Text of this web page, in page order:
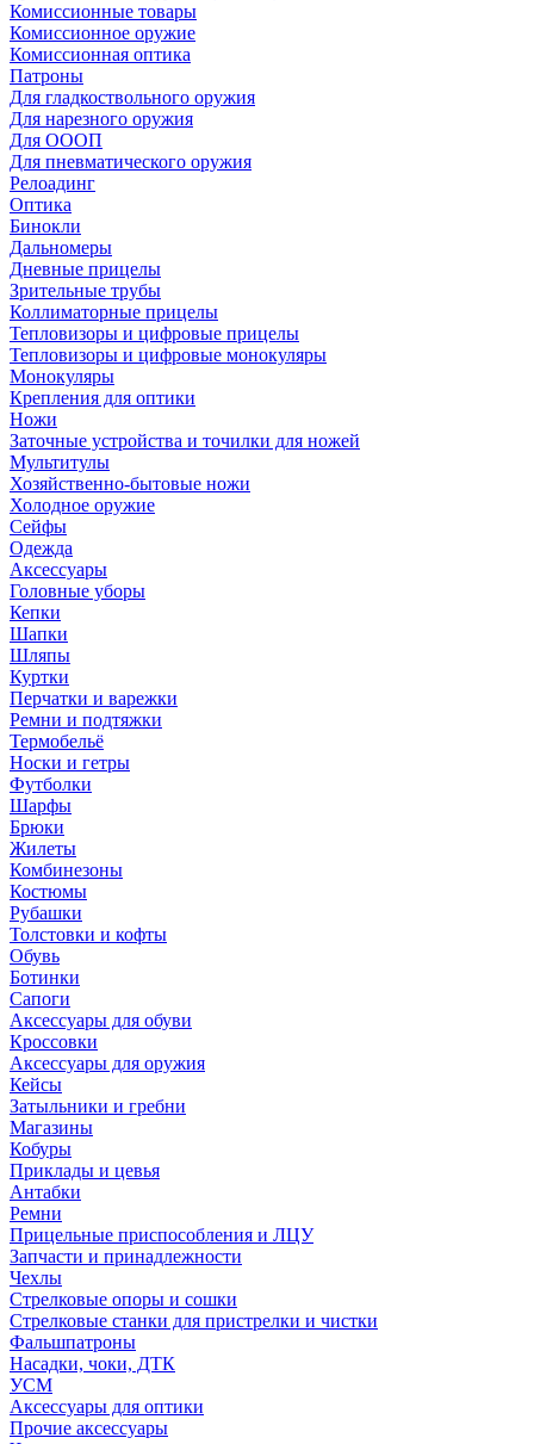
Комиссионные товары
Комиссионное оружие
Комиссионная оптика
Патроны
Для гладкоствольного оружия
Для нарезного оружия
Для ОООП
Для пневматического оружия
Релоадинг
Оптика
Бинокли
Дальномеры
Дневные прицелы
Зрительные трубы
Коллиматорные прицелы
Тепловизоры и цифровые прицелы
Тепловизоры и цифровые монокуляры
Монокуляры
Крепления для оптики
Ножи
Заточные устройства и точилки для ножей
Мультитулы
Хозяйственно-бытовые ножи
Холодное оружие
Сейфы
Одежда
Аксессуары
Головные уборы
Кепки
Шапки
Шляпы
Куртки
Перчатки и варежки
Ремни и подтяжки
Термобельё
Носки и гетры
Футболки
Шарфы
Брюки
Жилеты
Комбинезоны
Костюмы
Рубашки
Толстовки и кофты
Обувь
Ботинки
Сапоги
Аксессуары для обуви
Кроссовки
Аксессуары для оружия
Кейсы
Затыльники и гребни
Магазины
Кобуры
Приклады и цевья
Антабки
Ремни
Прицельные приспособления и ЛЦУ
Запчасти и принадлежности
Чехлы
Стрелковые опоры и сошки
Стрелковые станки для пристрелки и чистки
Фальшпатроны
Насадки, чоки, ДТК
УСМ
Аксессуары для оптики
Прочие аксессуары